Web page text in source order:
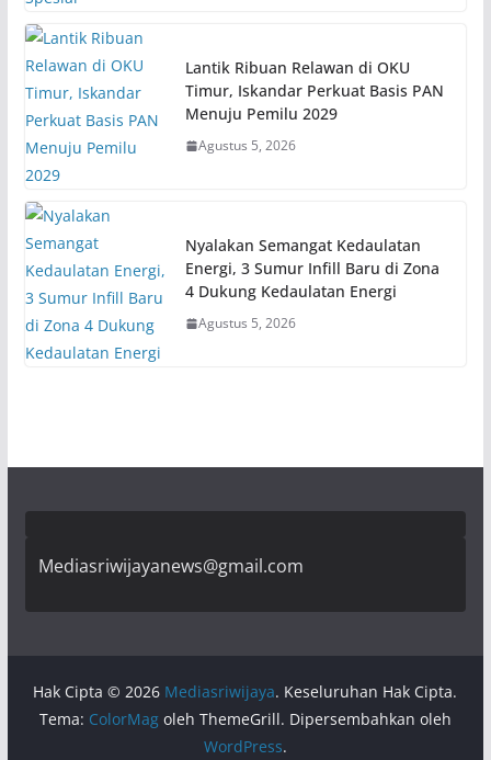
Lantik Ribuan Relawan di OKU
Timur, Iskandar Perkuat Basis PAN
Menuju Pemilu 2029
Agustus 5, 2026
Nyalakan Semangat Kedaulatan
Energi, 3 Sumur Infill Baru di Zona
4 Dukung Kedaulatan Energi
Agustus 5, 2026
Mediasriwijayanews@gmail.com
Hak Cipta © 2026 Mediasriwijaya. Keseluruhan Hak Cipta.
Tema: ColorMagoleh ThemeGrill. Dipersembahkan oleh
WordPress.